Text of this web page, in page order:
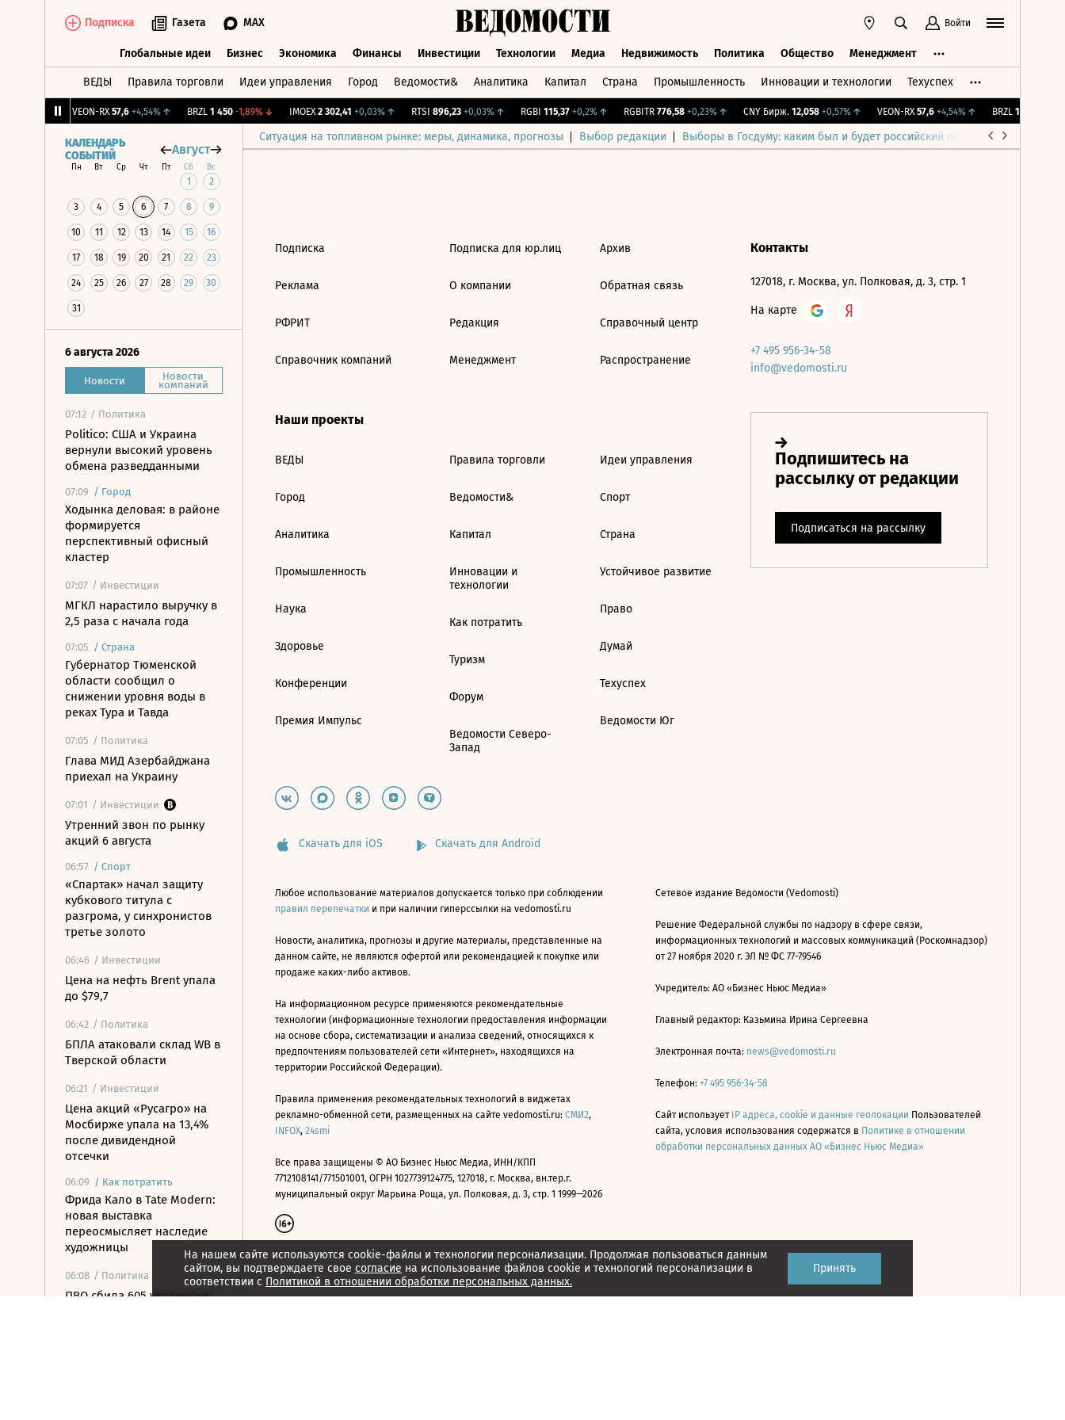
Подписка Газета MAX Войти
Глобальные идеи Бизнес Экономика Финансы Инвестиции Технологии Медиа Недвижимость Политика Общество Менеджмент
ВЕДЫ Правила торговли Идеи управления Город Ведомости& Аналитика Капитал Страна Промышленность Инновации и технологии Техуспех
VEON-RX 57,6 +4,54%↑ BRZL 1 450 -1,89%↓ IMOEX 2 302,41 +0,03%↑ RTSI 896,23 +0,03%↑ RGBI 115,37 +0,2%↑ RGBITR 776,58 +0,23%↑ CNY Бирж. 12,058 +0,57%↑ VEON-RX 57,6 +4,54%↑ BRZL 1 450
Ситуация на топливном рынке: меры, динамика, прогнозы Выбор редакции Выборы в Госдуму: каким был и будет российский парламент
КАЛЕНДАРЬ
СОБЫТИЙ
Август
Пн Вт Ср Чт Пт Сб Вс
1 2
3 4 5 6 7 8 9
10 11 12 13 14 15 16
17 18 19 20 21 22 23
24 25 26 27 28 29 30
31
6 августа 2026
Новости Новости
компаний
07:12 / Политика
Politico: США и Украина
вернули высокий уровень
обмена разведданными
07:09 / Город
Ходынка деловая: в районе
формируется
перспективный офисный
кластер
07:07 / Инвестиции
МГКЛ нарастило выручку в
2,5 раза с начала года
07:05 / Страна
Губернатор Тюменской
области сообщил о
снижении уровня воды в
реках Тура и Тавда
07:05 / Политика
Глава МИД Азербайджана
приехал на Украину
07:01 / Инвестиции
Утренний звон по рынку
акций 6 августа
06:57 / Спорт
«Спартак» начал защиту
кубкового титула с
разгрома, у синхронистов
третье золото
06:46 / Инвестиции
Цена на нефть Brent упала
до $79,7
06:42 / Политика
БПЛА атаковали склад WB в
Тверской области
06:21 / Инвестиции
Цена акций «Русагро» на
Мосбирже упала на 13,4%
после дивидендной
отсечки
06:09 / Как потратить
Фрида Кало в Tate Modern:
новая выставка
переосмысляет наследие
художницы
06:08 / Политика
ПВО сбила 605 украинских
На нашем сайте используются cookie-файлы и технологии персонализации. Продолжая пользоваться данным
сайтом, вы подтверждаете свое согласие на использование файлов cookie и технологий персонализации в
соответствии с Политикой в отношении обработки персональных данных.
Принять
Подписка
Реклама
РФРИТ
Справочник компаний
Подписка для юр.лиц
О компании
Редакция
Менеджмент
Архив
Обратная связь
Справочный центр
Распространение
Наши проекты
ВЕДЫ
Город
Аналитика
Промышленность
Наука
Здоровье
Конференции
Премия Импульс
Правила торговли
Ведомости&
Капитал
Инновации и
технологии
Как потратить
Туризм
Форум
Ведомости Северо-
Запад
Идеи управления
Спорт
Страна
Устойчивое развитие
Право
Думай
Техуспех
Ведомости Юг
Контакты
127018, г. Москва, ул. Полковая, д. 3, стр. 1
На карте
+7 495 956-34-58
info@vedomosti.ru
Скачать для iOS Скачать для Android
Любое использование материалов допускается только при соблюдении
правил перепечатки и при наличии гиперссылки на vedomosti.ru
Новости, аналитика, прогнозы и другие материалы, представленные на
данном сайте, не являются офертой или рекомендацией к покупке или
продаже каких-либо активов.
На информационном ресурсе применяются рекомендательные
технологии (информационные технологии предоставления информации
на основе сбора, систематизации и анализа сведений, относящихся к
предпочтениям пользователей сети «Интернет», находящихся на
территории Российской Федерации).
Правила применения рекомендательных технологий в виджетах
рекламно-обменной сети, размещенных на сайте vedomosti.ru: СМИ2,
INFOX, 24smi
Все права защищены © АО Бизнес Ньюс Медиа, ИНН/КПП
7712108141/771501001, ОГРН 1027739124775, 127018, г. Москва, вн.тер.г.
муниципальный округ Марьина Роща, ул. Полковая, д. 3, стр. 1 1999—2026
Сетевое издание Ведомости (Vedomosti)
Решение Федеральной службы по надзору в сфере связи,
информационных технологий и массовых коммуникаций (Роскомнадзор)
от 27 ноября 2020 г. ЭЛ № ФС 77-79546
Учредитель: АО «Бизнес Ньюс Медиа»
Главный редактор: Казьмина Ирина Сергеевна
Электронная почта: news@vedomosti.ru
Телефон: +7 495 956-34-58
Сайт использует IP адреса, cookie и данные геолокации Пользователей
сайта, условия использования содержатся в Политике в отношении
обработки персональных данных АО «Бизнес Ньюс Медиа»